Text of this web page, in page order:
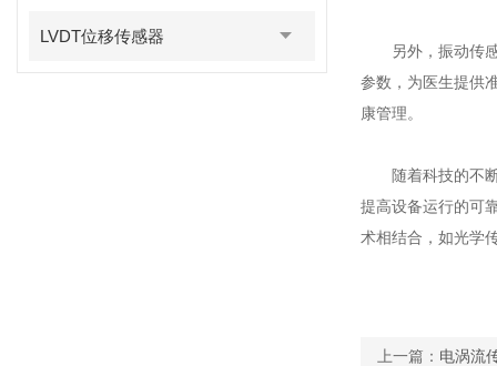
LVDT位移传感器
另外，振动传感
参数，为医生提供
康管理。
随着科技的不断
提高设备运行的可
术相结合，如光学
上一篇： 电涡流